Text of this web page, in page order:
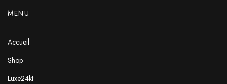
MENU
Accueil
Shop
Luxe24kt